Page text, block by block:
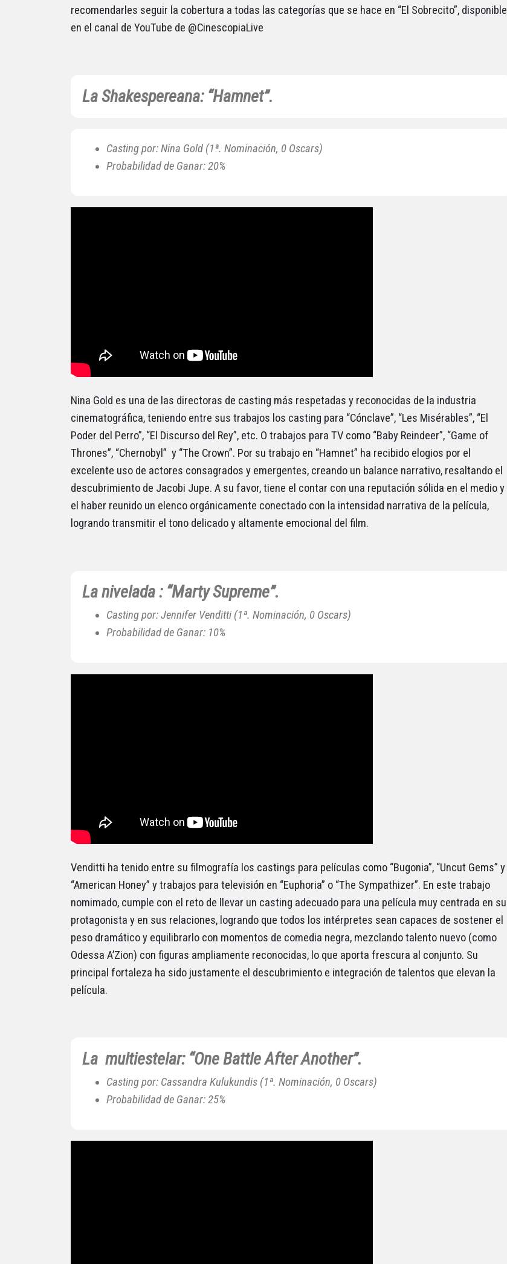
recomendarles seguir la cobertura a todas las categorías que se hace en “El Sobrecito”, disponible
en el canal de YouTube de @CinescopiaLive
La Shakespereana: “Hamnet”.
Casting por: Nina Gold (1ª. Nominación, 0 Oscars)
Probabilidad de Ganar: 20%
Nina Gold es una de las directoras de casting más respetadas y reconocidas de la industria
cinematográfica, teniendo entre sus trabajos los casting para “Cónclave”, “Les Misérables”, “El
Poder del Perro”, “El Discurso del Rey”, etc. O trabajos para TV como “Baby Reindeer”, “Game of
Thrones”, “Chernobyl” y “The Crown”. Por su trabajo en “Hamnet” ha recibido elogios por el
excelente uso de actores consagrados y emergentes, creando un balance narrativo, resaltando el
descubrimiento de Jacobi Jupe. A su favor, tiene el contar con una reputación sólida en el medio y
el haber reunido un elenco orgánicamente conectado con la intensidad narrativa de la película,
logrando transmitir el tono delicado y altamente emocional del film.
La nivelada : “Marty Supreme”.
Casting por: Jennifer Venditti (1ª. Nominación, 0 Oscars)
Probabilidad de Ganar: 10%
Venditti ha tenido entre su filmografía los castings para películas como “Bugonia”, “Uncut Gems” y
“American Honey” y trabajos para televisión en “Euphoria” o “The Sympathizer”. En este trabajo
nomimado, cumple con el reto de llevar un casting adecuado para una película muy centrada en su
protagonista y en sus relaciones, logrando que todos los intérpretes sean capaces de sostener el
peso dramático y equilibrarlo con momentos de comedia negra, mezclando talento nuevo (como
Odessa A’Zion) con figuras ampliamente reconocidas, lo que aporta frescura al conjunto. Su
principal fortaleza ha sido justamente el descubrimiento e integración de talentos que elevan la
película.
La multiestelar: “One Battle After Another”.
Casting por: Cassandra Kulukundis (1ª. Nominación, 0 Oscars)
Probabilidad de Ganar: 25%